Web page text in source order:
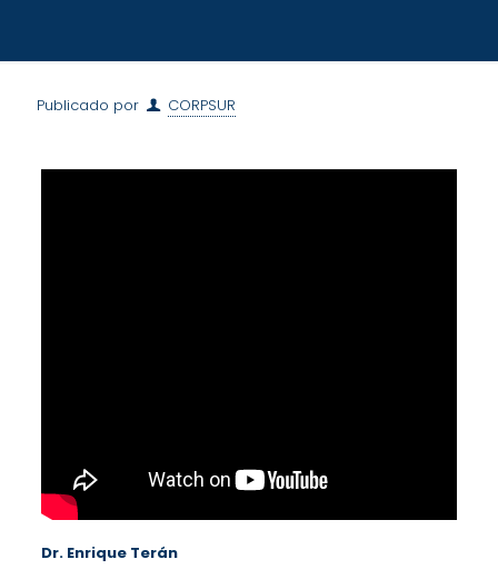
Publicado por CORPSUR
Dr. Enrique Terán